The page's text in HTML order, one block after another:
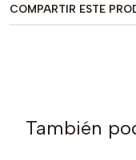
COMPARTIR ESTE
También